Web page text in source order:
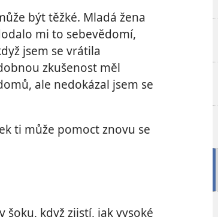
být těžké. Mladá žena
mi to sebevědomí,
jsem se vrátila
zkušenost měl
ale nedokázal jsem se
ti může pomoct znovu se
šoku, když zjistí, jak vysoké